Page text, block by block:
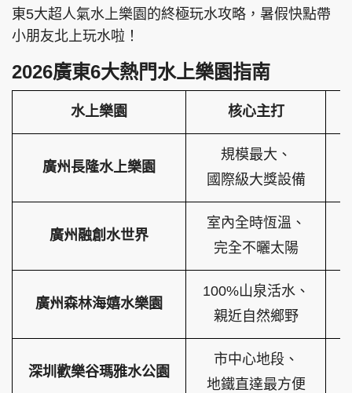
頭條日報 星島環球 The Standard
JobMarket
頭條搵工
關於我們 使用條款
版權及免責聲明
東5大超人氣水上樂園的終極玩水攻略，暑假快點帶
小朋友北上玩水啦！
2026廣東6大熱門水上樂園指南
水上樂園 核心主打
廣州長隆水上樂園
規模最大、
國際級大獎設備
廣州融創水世界
室內全時恆溫、
完全不曬太陽
廣州森林海嬉水樂園
100%山泉活水、
親近自然鄉野
深圳歡樂谷瑪雅水公園
市中心地段、
地鐵直達最方便